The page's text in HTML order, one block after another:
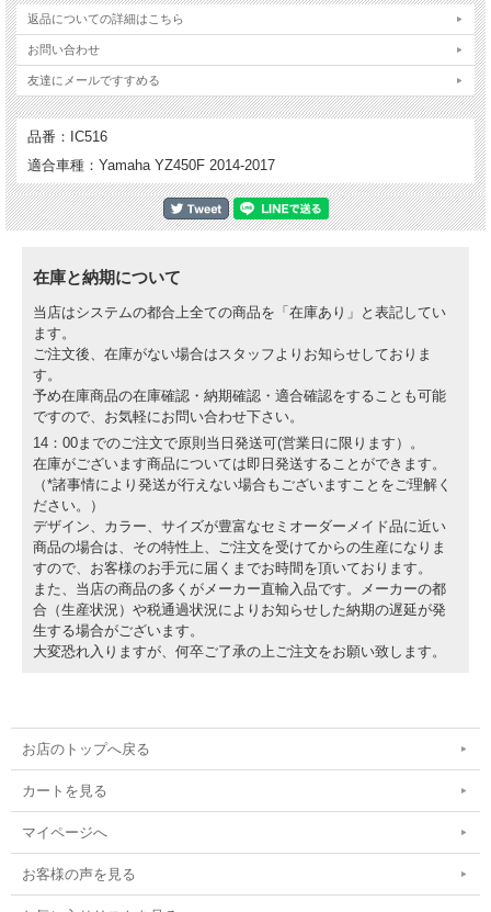
・放熱性の向上
・純正よりも強度が高い
・航空宇宙技術でも使用される強度の優れたT6アルミ材から削り出し
・Two Two Motorsports CHAD REED (チャドリード)ファクトリー Yamahaのため
に特別に製造
返品についての詳細はこちら
お問い合わせ
友達にメールですすめる
品番：IC516
適合車種：Yamaha YZ450F 2014-2017
在庫と納期について
当店はシステムの都合上全ての商品を「在庫あり」と表記してい
ます。
ご注文後、在庫がない場合はスタッフよりお知らせしておりま
す。
予め在庫商品の在庫確認・納期確認・適合確認をすることも可能
ですので、お気軽にお問い合わせ下さい。
14：00までのご注文で原則当日発送可(営業日に限ります）。
在庫がございます商品については即日発送することができます。
（*諸事情により発送が行えない場合もございますことをご理解く
ださい。）
デザイン、カラー、サイズが豊富なセミオーダーメイド品に近い
商品の場合は、その特性上、ご注文を受けてからの生産になりま
すので、お客様のお手元に届くまでお時間を頂いております。
また、当店の商品の多くがメーカー直輸入品です。メーカーの都
合（生産状況）や税通過状況によりお知らせした納期の遅延が発
生する場合がございます。
大変恐れ入りますが、何卒ご了承の上ご注文をお願い致します。
お店のトップへ戻る
カートを見る
マイページへ
お客様の声を見る